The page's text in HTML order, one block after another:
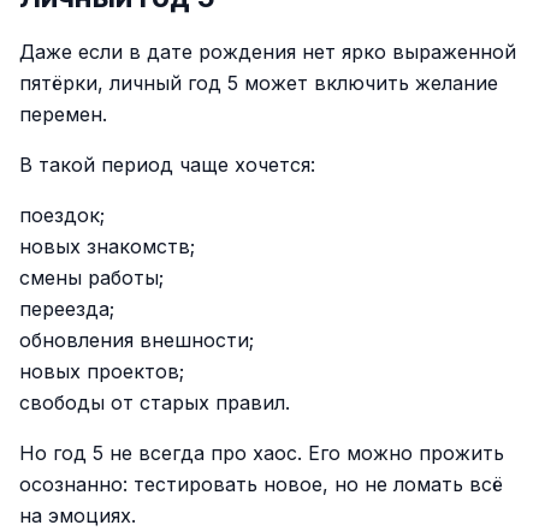
Даже если в дате рождения нет ярко выраженной
пятёрки, личный год 5 может включить желание
перемен.
В такой период чаще хочется:
поездок;
новых знакомств;
смены работы;
переезда;
обновления внешности;
новых проектов;
свободы от старых правил.
Но год 5 не всегда про хаос. Его можно прожить
осознанно: тестировать новое, но не ломать всё
на эмоциях.